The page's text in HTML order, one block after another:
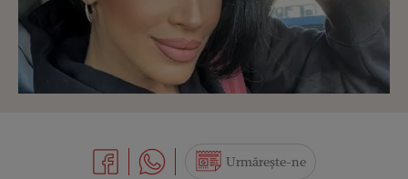
Urmărește-ne